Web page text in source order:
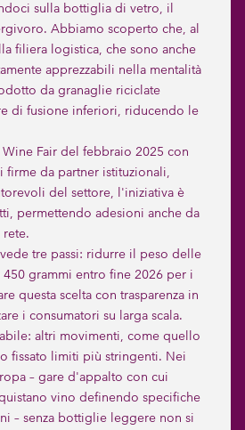
sulla bottiglia di vetro, il
Abbiamo scoperto che, al
filiera logistica, che sono anche
apprezzabili nella mentalità
da granaglie riciclate
di fusione inferiori, riducendo le
Wine Fair del febbraio 2025 con
firme da partner istituzionali,
del settore, l'iniziativa è
permettendo adesioni anche da
tre passi: ridurre il peso delle
grammi entro fine 2026 per i
questa scelta con trasparenza in
i consumatori su larga scala.
altri movimenti, come quello
fissato limiti più stringenti. Nei
– gare d'appalto con cui
vino definendo specifiche
– senza bottiglie leggere non si